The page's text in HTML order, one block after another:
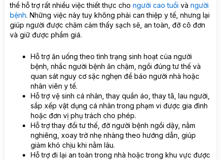
thể hỗ trợ rất nhiều việc thiết thực cho người cao tuổi và người
bệnh. Những việc này tuy không phải can thiệp y tế, nhưng lại
giúp người được chăm cảm thấy sạch sẽ, an toàn, đỡ cô đơn
và giữ được phẩm giá.
Hỗ trợ ăn uống theo tình trạng sinh hoạt của người
bệnh, nhắc người bệnh ăn chậm, ngồi đúng tư thế và
quan sát nguy cơ sặc nghẹn để báo người nhà hoặc
nhân viên y tế.
Hỗ trợ vệ sinh cá nhân, thay quần áo, thay tã, lau người,
sắp xếp vật dụng cá nhân trong phạm vi được gia đình
hoặc đơn vị phụ trách cho phép.
Hỗ trợ thay đổi tư thế, đỡ người bệnh ngồi dậy, nằm
nghiêng, xoay trở nhẹ nhàng theo hướng dẫn, giúp
giảm khó chịu khi nằm lâu.
Hỗ trợ đi lại an toàn trong nhà hoặc trong khu vực được